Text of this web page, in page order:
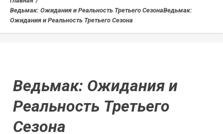
Ведьмак: Ожидания и Реальность Третьего СезонаВедьмак:
Ожидания и Реальность Третьего Сезона
Ведьмак: Ожидания и
Реальность Третьего
Сезона